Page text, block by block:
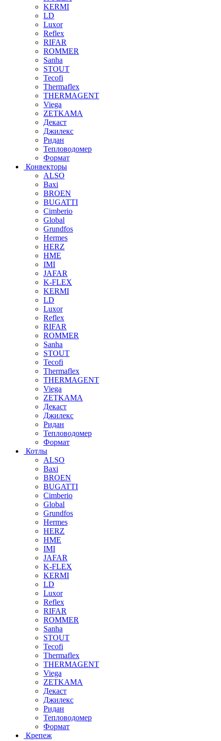
KERMI
LD
Luxor
Reflex
RIFAR
ROMMER
Sanha
STOUT
Tecofi
Thermaflex
THERMAGENT
Viega
ZETKAMA
Декаст
Джилекс
Ридан
Тепловодомер
Формат
Конвекторы
ALSO
Baxi
BROEN
BUGATTI
Cimberio
Global
Grundfos
Hermes
HERZ
HME
IMI
JAFAR
K-FLEX
KERMI
LD
Luxor
Reflex
RIFAR
ROMMER
Sanha
STOUT
Tecofi
Thermaflex
THERMAGENT
Viega
ZETKAMA
Декаст
Джилекс
Ридан
Тепловодомер
Формат
Котлы
ALSO
Baxi
BROEN
BUGATTI
Cimberio
Global
Grundfos
Hermes
HERZ
HME
IMI
JAFAR
K-FLEX
KERMI
LD
Luxor
Reflex
RIFAR
ROMMER
Sanha
STOUT
Tecofi
Thermaflex
THERMAGENT
Viega
ZETKAMA
Декаст
Джилекс
Ридан
Тепловодомер
Формат
Крепеж